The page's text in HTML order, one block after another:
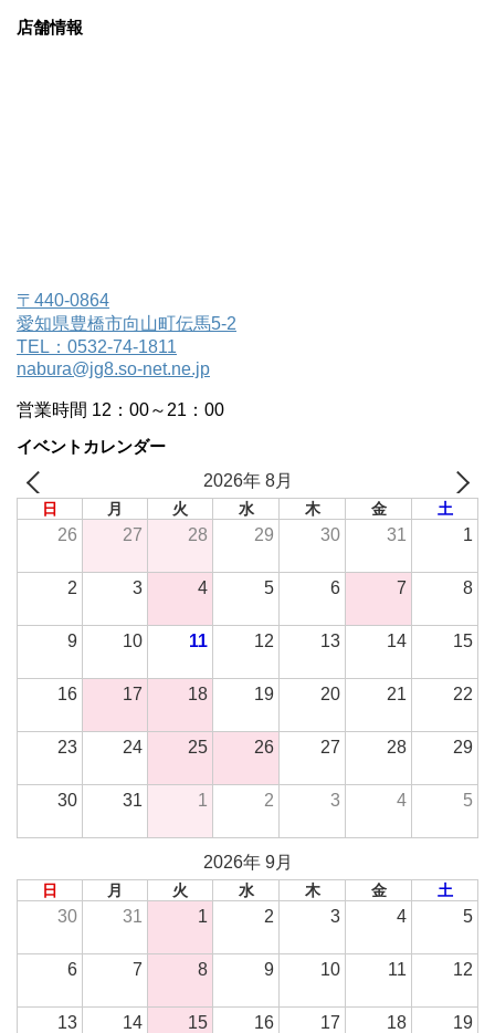
店舗情報
〒440-0864
愛知県豊橋市向山町伝馬5-2
TEL：0532-74-1811
nabura@jg8.so-net.ne.jp
営業時間 12：00～21：00
イベントカレンダー
2026年 8月
日 月 火 水 木 金 土
26 27 28 29 30 31 1
2 3 4 5 6 7 8
9 10 11 12 13 14 15
16 17 18 19 20 21 22
23 24 25 26 27 28 29
30 31 1 2 3 4 5
2026年 9月
日 月 火 水 木 金 土
30 31 1 2 3 4 5
6 7 8 9 10 11 12
13 14 15 16 17 18 19